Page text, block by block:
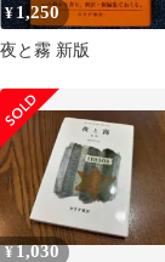
¥ 1,250
夜と霧 新版
¥1,030